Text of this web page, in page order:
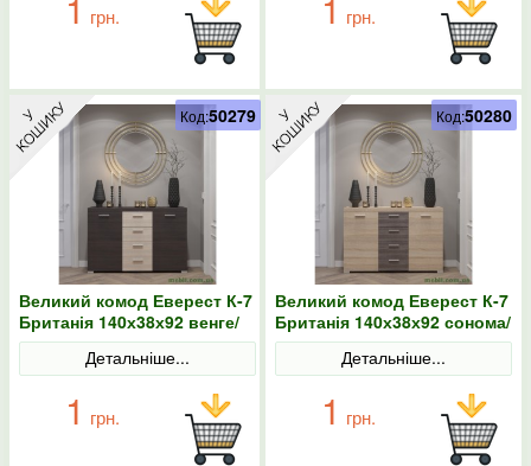
грн. грн.
Великий комод Еверест К-7
Британія 140х38х92 венге/
дуб молочний
(телескопічні)Детальніше...
1 грн.
Код:50279
Великий комод Еверест К-7
Британія 140х38х92 сонома/
трюфель (роликові)
Детальніше...
1 грн.
Код:50280